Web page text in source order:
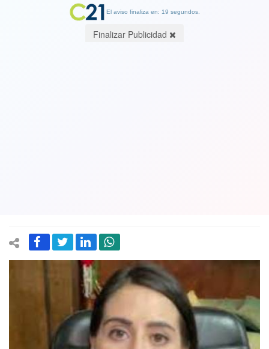
El aviso finaliza en: 19 segundos.
Finalizar Publicidad